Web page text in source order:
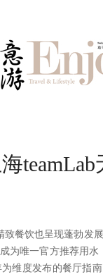
餐饮也呈现蓬勃发
为唯一官方推荐用
维度发布的餐厅指